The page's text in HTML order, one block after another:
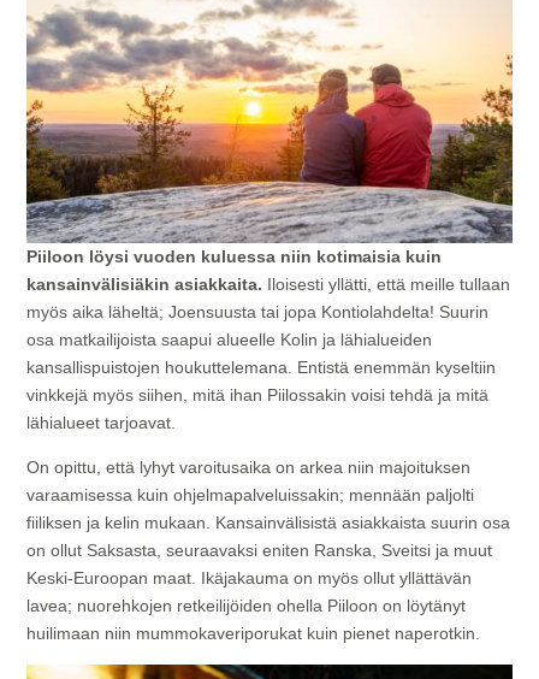
Piiloon löysi vuoden kuluessa niin kotimaisia kuin
kansainvälisiäkin asiakkaita. Iloisesti yllätti, että meille tullaan
myös aika läheltä; Joensuusta tai jopa Kontiolahdelta! Suurin
osa matkailijoista saapui alueelle Kolin ja lähialueiden
kansallispuistojen houkuttelemana. Entistä enemmän kyseltiin
vinkkejä myös siihen, mitä ihan Piilossakin voisi tehdä ja mitä
lähialueet tarjoavat.
On opittu, että lyhyt varoitusaika on arkea niin majoituksen
varaamisessa kuin ohjelmapalveluissakin; mennään paljolti
fiiliksen ja kelin mukaan. Kansainvälisistä asiakkaista suurin osa
on ollut Saksasta, seuraavaksi eniten Ranska, Sveitsi ja muut
Keski-Euroopan maat. Ikäjakauma on myös ollut yllättävän
lavea; nuorehkojen retkeilijöiden ohella Piiloon on löytänyt
huilimaan niin mummokaveriporukat kuin pienet naperotkin.